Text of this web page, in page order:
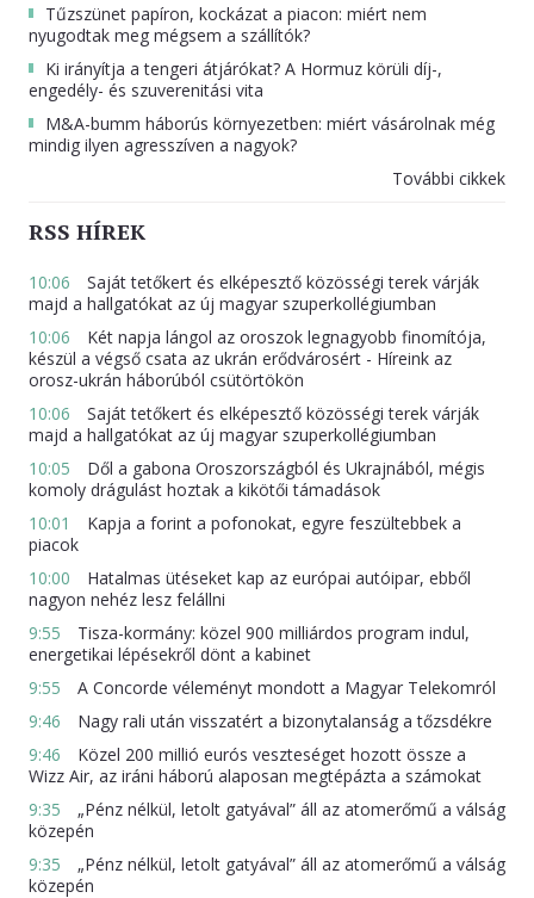
Tűzszünet papíron, kockázat a piacon: miért nem
nyugodtak meg mégsem a szállítók?
Ki irányítja a tengeri átjárókat? A Hormuz körüli díj-,
engedély- és szuverenitási vita
M&A-bumm háborús környezetben: miért vásárolnak még
mindig ilyen agresszíven a nagyok?
További cikkek
RSS HÍREK
10:06
Saját tetőkert és elképesztő közösségi terek várják
majd a hallgatókat az új magyar szuperkollégiumban
10:06
Két napja lángol az oroszok legnagyobb finomítója,
készül a végső csata az ukrán erődvárosért - Híreink az
orosz-ukrán háborúból csütörtökön
10:06
Saját tetőkert és elképesztő közösségi terek várják
majd a hallgatókat az új magyar szuperkollégiumban
10:05
Dől a gabona Oroszországból és Ukrajnából, mégis
komoly drágulást hoztak a kikötői támadások
10:01
Kapja a forint a pofonokat, egyre feszültebbek a
piacok
10:00
Hatalmas ütéseket kap az európai autóipar, ebből
nagyon nehéz lesz felállni
9:55
Tisza-kormány: közel 900 milliárdos program indul,
energetikai lépésekről dönt a kabinet
9:55
A Concorde véleményt mondott a Magyar Telekomról
9:46
Nagy rali után visszatért a bizonytalanság a tőzsdékre
9:46
Közel 200 millió eurós veszteséget hozott össze a
Wizz Air, az iráni háború alaposan megtépázta a számokat
9:35
„Pénz nélkül, letolt gatyával” áll az atomerőmű a válság
közepén
9:35
„Pénz nélkül, letolt gatyával” áll az atomerőmű a válság
közepén